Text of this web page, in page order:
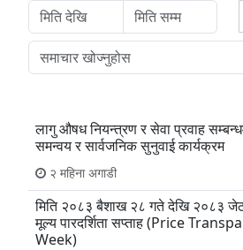
लागु औषध नियन्त्रण र सेवा प्रवाह
समन्वय र सार्वजनिक सुनुवाई कार्यक्रम
२ महिना अगाडी
मिति २०८३ बैशाख २८ गते देखि २०८३
मूल्य पारदर्शिता सप्ताह (Price
Week)